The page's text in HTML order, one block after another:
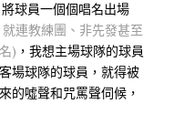
球員一個個唱名出場
連教練團、非先發甚至
) ，我想主場球隊的球員
場球隊的球員，就得被
的噓聲和咒罵聲伺候，